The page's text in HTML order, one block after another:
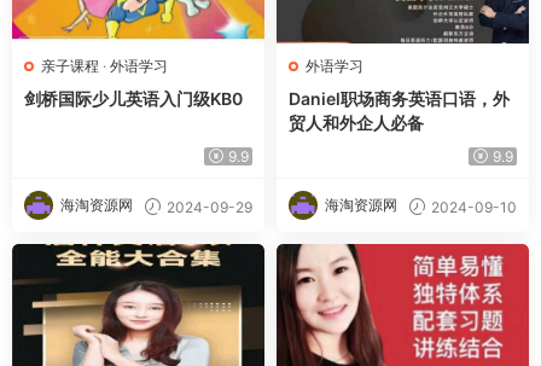
亲子课程 · 外语学习
剑桥国际少儿英语入门级KB0
9.9
海淘资源网 2024-09-29
外语学习
Daniel职场商务英语口语，外
贸人和外企人必备
9.9
海淘资源网 2024-09-10